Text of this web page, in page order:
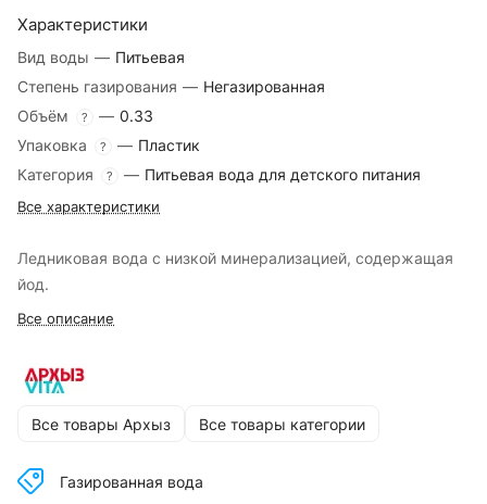
Характеристики
Вид воды — Питьевая
Степень газирования — Негазированная
Объём
? — 0.33
Упаковка
? — Пластик
Категория
? — Питьевая вода для детского питания
Все характеристики
Ледниковая вода c низкой минерализацией, содержащая
йод.
Все описание
Все товары Архыз Все товары категории
Газированная вода